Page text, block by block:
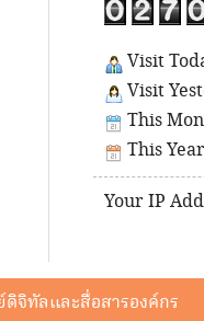
Visit
Visit
This
This
Your IP
จิทัลและสื่อสารองค์กร